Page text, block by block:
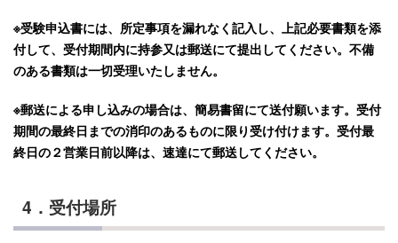
※受験申込書には、所定事項を漏れなく記入し、上記必要書類を添
付して、受付期間内に持参又は郵送にて提出してください。不備
のある書類は一切受理いたしません。
※郵送による申し込みの場合は、簡易書留にて送付願います。受付
期間の最終日までの消印のあるものに限り受け付けます。受付最
終日の２営業日前以降は、速達にて郵送してください。
4．受付場所